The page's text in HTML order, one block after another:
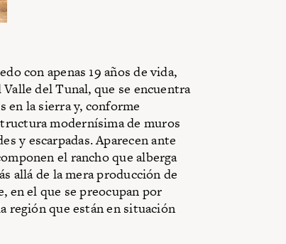
con apenas 19 años de vida,
del Tunal, que se encuentra
en la sierra y, conforme
modernísima de muros
y escarpadas. Aparecen ante
el rancho que alberga
allá de la mera producción de
en el que se preocupan por
región que están en situación